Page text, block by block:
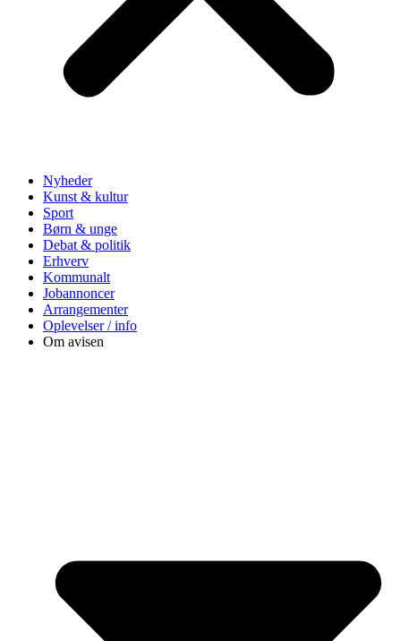
Nyheder
Kunst & kultur
Sport
Børn & unge
Debat & politik
Erhverv
Kommunalt
Jobannoncer
Arrangementer
Oplevelser / info
Om avisen